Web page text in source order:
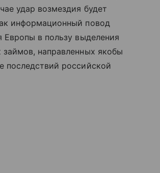
удар возмездия будет
информационный повод
Европы в пользу выделения
займов, направленных якобы
последствий российской